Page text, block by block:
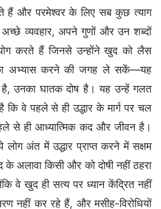
हैं और परमेश्वर के लिए सब कुछ त्याग
व्यवहार, अपने गुणों और उन शब्दों
करते हैं जिनसे उन्होंने खुद को लैस
अभ्यास करने की जगह ले सकें—यह
उनका घातक दोष है। यह उन्हें गलत
कि वे पहले से ही उद्धार के मार्ग पर चल
से ही आध्यात्मिक कद और जीवन है।
अंत में उद्धार प्राप्त करने में सक्षम
अलावा किसी और को दोषी नहीं ठहरा
वे खुद ही सत्य पर ध्यान केंद्रित नहीं
नहीं कर रहे हैं, और मसीह-विरोधियों